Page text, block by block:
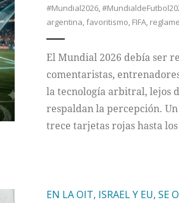
#Mundial2026,
argentina favoritismo FIFA,
El Mundial 2026 debía ser
comentaristas,
la tecnología arbitral, lejos
respaldan la percepción.
trece tarjetas rojas hasta los
EN LA OIT, ISRAEL Y EU, SE